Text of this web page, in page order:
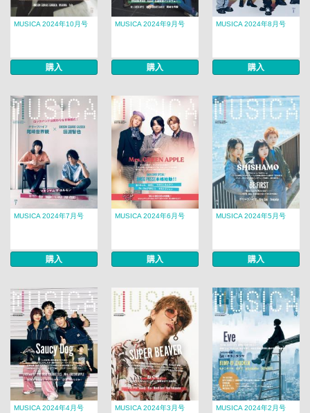
MUSICA 2024年10月号
購入
MUSICA 2024年9月号
購入
MUSICA 2024年8月号
購入
MUSICA 2024年7月号
購入
MUSICA 2024年6月号
購入
MUSICA 2024年5月号
購入
MUSICA 2024年4月号 MUSICA 2024年3月号 MUSICA 2024年2月号